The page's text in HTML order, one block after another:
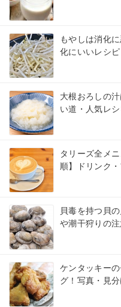
もやしは消化
化にいいレシピ
大根おろしの
い道・人気レシ
タリーズ全メ
順】ドリンク
貝毒を持つ貝
や潮干狩りの注
ケンタッキー
グ！写真・見分